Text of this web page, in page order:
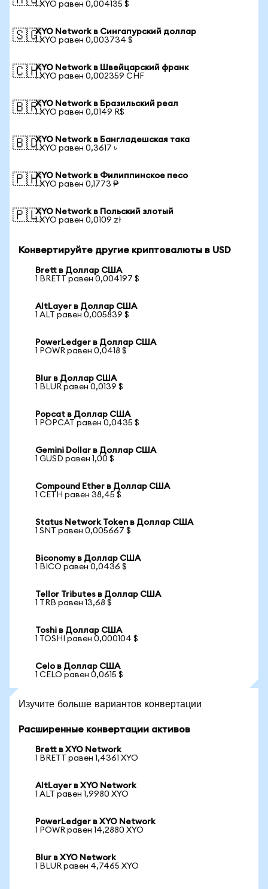
1 XYO равен 0,004135 $
🇸🇬XYO Network в Сингапурский доллар
1 XYO равен 0,003734 $
🇨🇭XYO Network в Швейцарский франк
1 XYO равен 0,002359 CHF
🇧🇷XYO Network в Бразильский реал
1 XYO равен 0,0149 R$
🇧🇩XYO Network в Бангладешская така
1 XYO равен 0,3617 ৳
🇵🇭XYO Network в Филиппинское песо
1 XYO равен 0,1773 ₱
🇵🇱XYO Network в Польский злотый
1 XYO равен 0,0109 zł
Конвертируйте другие криптовалюты в USD
Brett в Доллар США
1 BRETT равен 0,004197 $
AltLayer в Доллар США
1 ALT равен 0,005839 $
PowerLedger в Доллар США
1 POWR равен 0,0418 $
Blur в Доллар США
1 BLUR равен 0,0139 $
Popcat в Доллар США
1 POPCAT равен 0,0435 $
Gemini Dollar в Доллар США
1 GUSD равен 1,00 $
Compound Ether в Доллар США
1 CETH равен 38,45 $
Status Network Token в Доллар США
1 SNT равен 0,005667 $
Biconomy в Доллар США
1 BICO равен 0,0436 $
Tellor Tributes в Доллар США
1 TRB равен 13,68 $
Toshi в Доллар США
1 TOSHI равен 0,000104 $
Celo в Доллар США
1 CELO равен 0,0615 $
Изучите больше вариантов конвертации
Расширенные конвертации активов
Brett в XYO Network
1 BRETT равен 1,4361 XYO
AltLayer в XYO Network
1 ALT равен 1,9980 XYO
PowerLedger в XYO Network
1 POWR равен 14,2880 XYO
Blur в XYO Network
1 BLUR равен 4,7465 XYO